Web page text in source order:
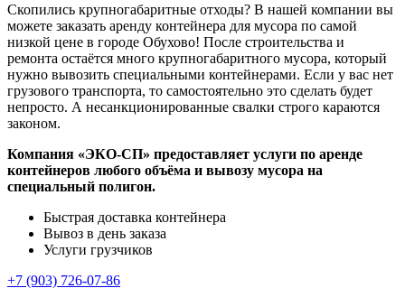
Скопились крупногабаритные отходы? В нашей компании вы
можете заказать аренду контейнера для мусора по самой
низкой цене в городе Обухово! После строительства и
ремонта остаётся много крупногабаритного мусора, который
нужно вывозить специальными контейнерами. Если у вас нет
грузового транспорта, то самостоятельно это сделать будет
непросто. А несанкционированные свалки строго караются
законом.
Компания «ЭКО-СП» предоставляет услуги по аренде
контейнеров любого объёма и вывозу мусора на
специальный полигон.
Быстрая доставка контейнера
Вывоз в день заказа
Услуги грузчиков
+7 (903) 726-07-86